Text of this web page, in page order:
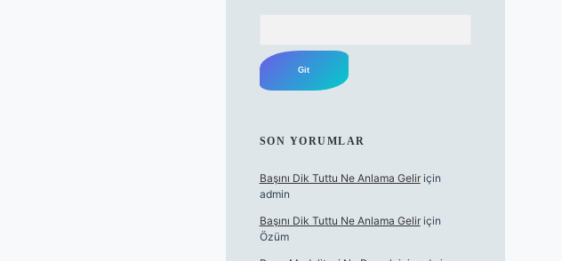
SON YORUMLAR
Başını Dik Tuttu Ne Anlama Geliriçin
admin
Başını Dik Tuttu Ne Anlama Geliriçin
Özüm